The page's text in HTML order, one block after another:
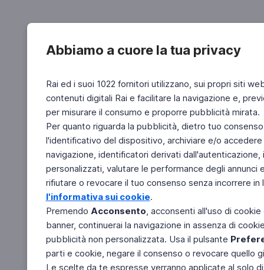
Abbiamo a cuore la tua privacy
Rai ed i suoi 1022 fornitori utilizzano, sui propri siti
contenuti digitali Rai e facilitare la navigazione e,
per misurare il consumo e proporre pubblicità mirata.
Per quanto riguarda la pubblicità, dietro tuo
l'identificativo del dispositivo, archiviare e/o
navigazione, identificatori derivati
personalizzati, valutare le performance degli
rifiutare o revocare il tuo consenso senza incorrere
l'informativa sui cookie.
Premendo Acconsento, acconsenti all'uso di
banner, continuerai la navigazione in assenza di
pubblicità non personalizzata. Usa il pulsante
parti e cookie, negare il consenso o revocare quello
Le scelte da te espresse verranno applicate al solo